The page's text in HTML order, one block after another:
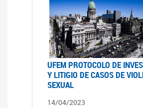
UFEM PROTOCOLO DE
Y LITIGIO DE CASOS DE
SEXUAL
14/04/2023